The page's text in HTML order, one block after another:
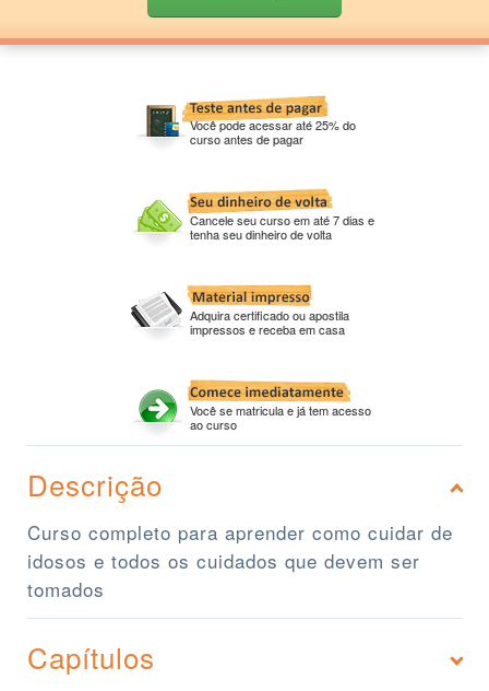
Você pode acessar até 25% do
curso antes de pagar
Cancele seu curso em até 7 dias e
tenha seu dinheiro de volta
Adquira certificado ou apostila
impressos e receba em casa
Você se matricula e já tem acesso
ao curso
Descrição
Curso completo para aprender como cuidar de
idosos e todos os cuidados que devem ser
tomados
Capítulos